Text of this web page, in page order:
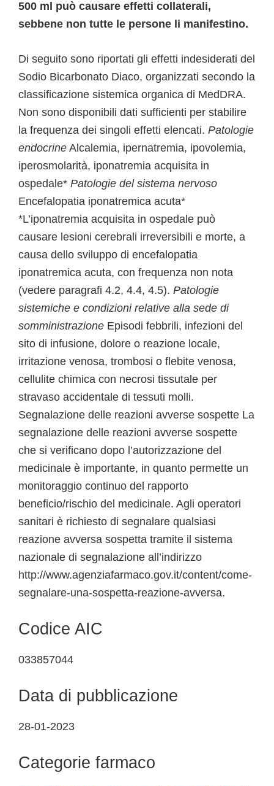
500 ml può causare effetti collaterali,
sebbene non tutte le persone li manifestino.
Di seguito sono riportati gli effetti indesiderati del
Sodio Bicarbonato Diaco, organizzati secondo la
classificazione sistemica organica di MedDRA.
Non sono disponibili dati sufficienti per stabilire
la frequenza dei singoli effetti elencati. Patologie
endocrine Alcalemia, ipernatremia, ipovolemia,
iperosmolarità, iponatremia acquisita in
ospedale* Patologie del sistema nervoso
Encefalopatia iponatremica acuta*
*L’iponatremia acquisita in ospedale può
causare lesioni cerebrali irreversibili e morte, a
causa dello sviluppo di encefalopatia
iponatremica acuta, con frequenza non nota
(vedere paragrafi 4.2, 4.4, 4.5). Patologie
sistemiche e condizioni relative alla sede di
somministrazione Episodi febbrili, infezioni del
sito di infusione, dolore o reazione locale,
irritazione venosa, trombosi o flebite venosa,
cellulite chimica con necrosi tissutale per
stravaso accidentale di tessuti molli.
Segnalazione delle reazioni avverse sospette La
segnalazione delle reazioni avverse sospette
che si verificano dopo l’autorizzazione del
medicinale è importante, in quanto permette un
monitoraggio continuo del rapporto
beneficio/rischio del medicinale. Agli operatori
sanitari è richiesto di segnalare qualsiasi
reazione avversa sospetta tramite il sistema
nazionale di segnalazione all’indirizzo
http://www.agenziafarmaco.gov.it/content/come-
segnalare-una-sospetta-reazione-avversa.
Codice AIC
033857044
Data di pubblicazione
28-01-2023
Categorie farmaco